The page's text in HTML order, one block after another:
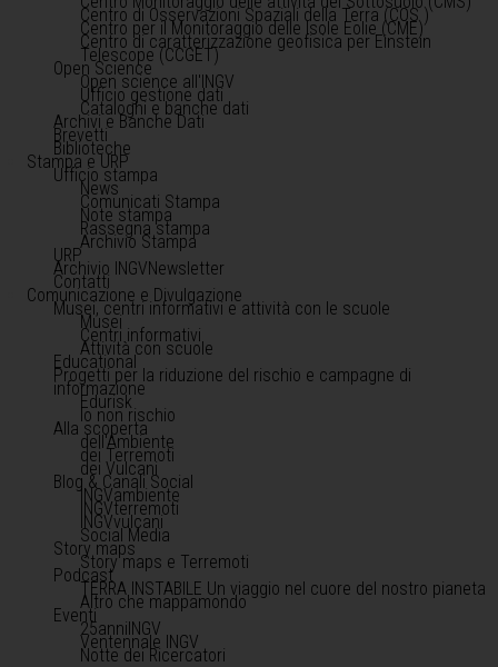
Centro di Osservazioni Spaziali della Terra (COS )
Centro per il Monitoraggio delle Isole Eolie (CME)
Centro di caratterizzazione geofisica per Einstein
Telescope (CCGET)
Open Science
Open science all'INGV
Ufficio gestione dati
Cataloghi e banche dati
Archivi e Banche Dati
Brevetti
Biblioteche
Stampa e URP
Ufficio stampa
News
Comunicati Stampa
Note stampa
Rassegna stampa
Archivio Stampa
URP
Archivio INGVNewsletter
Contatti
Comunicazione e Divulgazione
Musei, centri informativi e attività con le scuole
Musei
Centri informativi
Attività con scuole
Educational
Progetti per la riduzione del rischio e campagne di
informazione
Edurisk
Io non rischio
Alla scoperta
dell'Ambiente
dei Terremoti
dei Vulcani
Blog & Canali Social
INGVambiente
INGVterremoti
INGVvulcani
Social Media
Story maps
Story maps e Terremoti
Podcast
TERRA INSTABILE Un viaggio nel cuore del nostro pianeta
Altro che mappamondo
Eventi
25anniINGV
Ventennale INGV
Notte dei Ricercatori